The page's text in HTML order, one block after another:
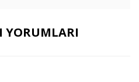
YORUMLARI